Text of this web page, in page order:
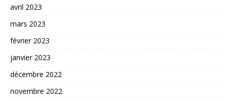
avril 2023
mars 2023
février 2023
janvier 2023
décembre 2022
novembre 2022